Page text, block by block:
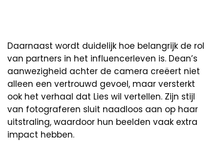
Daarnaast wordt duidelijk hoe belangrijk de rol
van partners in het influencerleven is. Dean’s
aanwezigheid achter de camera creëert niet
alleen een vertrouwd gevoel, maar versterkt
ook het verhaal dat Lies wil vertellen. Zijn stijl
van fotograferen sluit naadloos aan op haar
uitstraling, waardoor hun beelden vaak extra
impact hebben.